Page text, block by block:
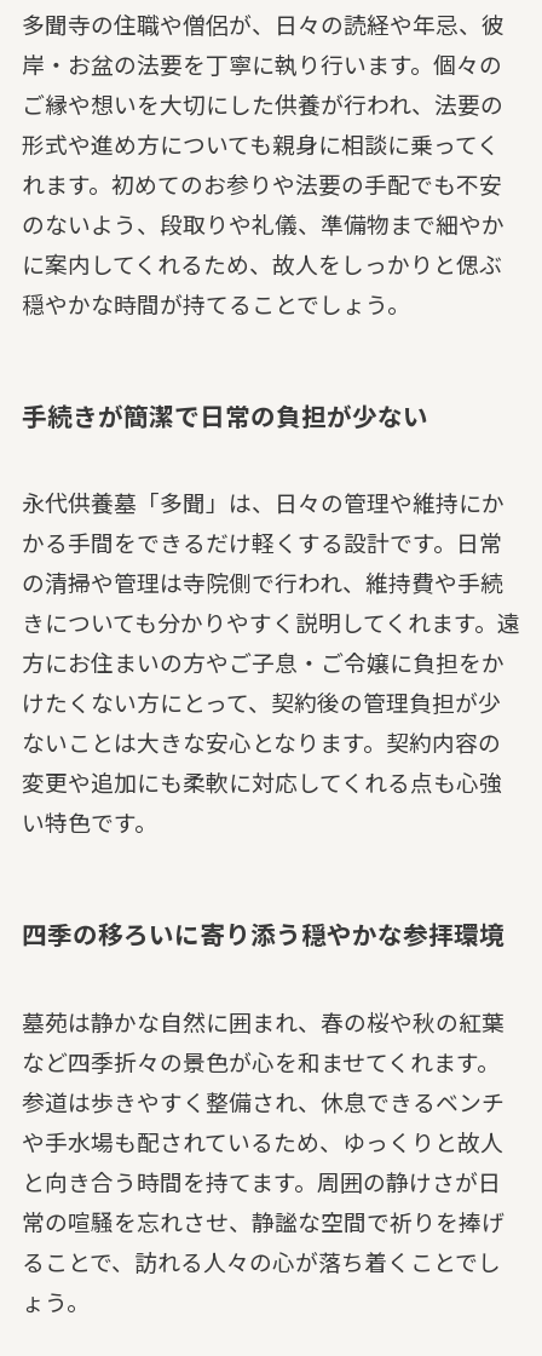
多聞寺の住職や僧侶が、日々の読経や年忌、彼
岸・お盆の法要を丁寧に執り行います。個々の
ご縁や想いを大切にした供養が行われ、法要の
形式や進め方についても親身に相談に乗ってく
れます。初めてのお参りや法要の手配でも不安
のないよう、段取りや礼儀、準備物まで細やか
に案内してくれるため、故人をしっかりと偲ぶ
穏やかな時間が持てることでしょう。
手続きが簡潔で日常の負担が少ない
永代供養墓「多聞」は、日々の管理や維持にか
かる手間をできるだけ軽くする設計です。日常
の清掃や管理は寺院側で行われ、維持費や手続
きについても分かりやすく説明してくれます。遠
方にお住まいの方やご子息・ご令嬢に負担をか
けたくない方にとって、契約後の管理負担が少
ないことは大きな安心となります。契約内容の
変更や追加にも柔軟に対応してくれる点も心強
い特色です。
四季の移ろいに寄り添う穏やかな参拝環境
墓苑は静かな自然に囲まれ、春の桜や秋の紅葉
など四季折々の景色が心を和ませてくれます。
参道は歩きやすく整備され、休息できるベンチ
や手水場も配されているため、ゆっくりと故人
と向き合う時間を持てます。周囲の静けさが日
常の喧騒を忘れさせ、静謐な空間で祈りを捧げ
ることで、訪れる人々の心が落ち着くことでし
ょう。